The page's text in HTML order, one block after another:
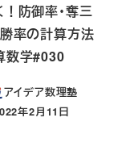
防御率・奪三
勝率の計算方法
数学#030
アイデア数理塾
稿日
年2月11日